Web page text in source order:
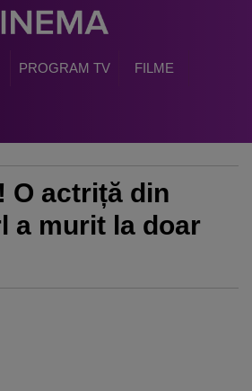
PROGRAM TV FILME
O actriță din
a murit la doar